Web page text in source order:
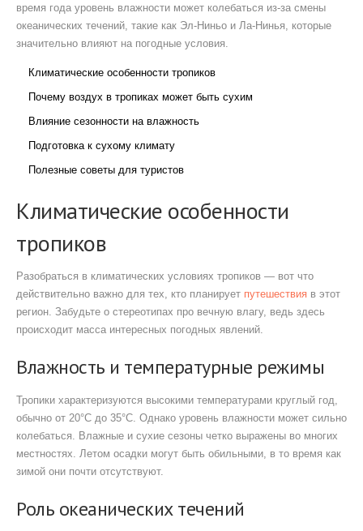
время года уровень влажности может колебаться из-за смены
океанических течений, такие как Эл-Ниньо и Ла-Нинья, которые
значительно влияют на погодные условия.
Климатические особенности тропиков
Почему воздух в тропиках может быть сухим
Влияние сезонности на влажность
Подготовка к сухому климату
Полезные советы для туристов
Климатические особенности
тропиков
Разобраться в климатических условиях тропиков — вот что
действительно важно для тех, кто планирует путешествия в этот
регион. Забудьте о стереотипах про вечную влагу, ведь здесь
происходит масса интересных погодных явлений.
Влажность и температурные режимы
Тропики характеризуются высокими температурами круглый год,
обычно от 20°C до 35°C. Однако уровень влажности может сильно
колебаться. Влажные и сухие сезоны четко выражены во многих
местностях. Летом осадки могут быть обильными, в то время как
зимой они почти отсутствуют.
Роль океанических течений